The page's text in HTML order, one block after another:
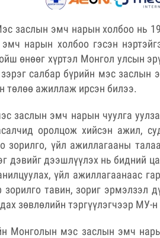
заслын эмч нарын холбоо нь
нарын холбоо гэсэн
өнөөг хүртэл Монгол улсын
салбар бүрийн мэс заслын
төлөө ажиллаж ирсэн билээ.
заслын эмч нарын чуулга
оролцож хийсэн ажил,
зорилго, үйл ажиллагааны
дэвийг дээшлүүлэх нь бидний
үйл ажиллагаанаас
зорилго тавин, зориг
зөвлөлийн тэргүүлэгчээр
Монголын мэс заслын эмч